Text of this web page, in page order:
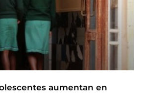
aumentan en